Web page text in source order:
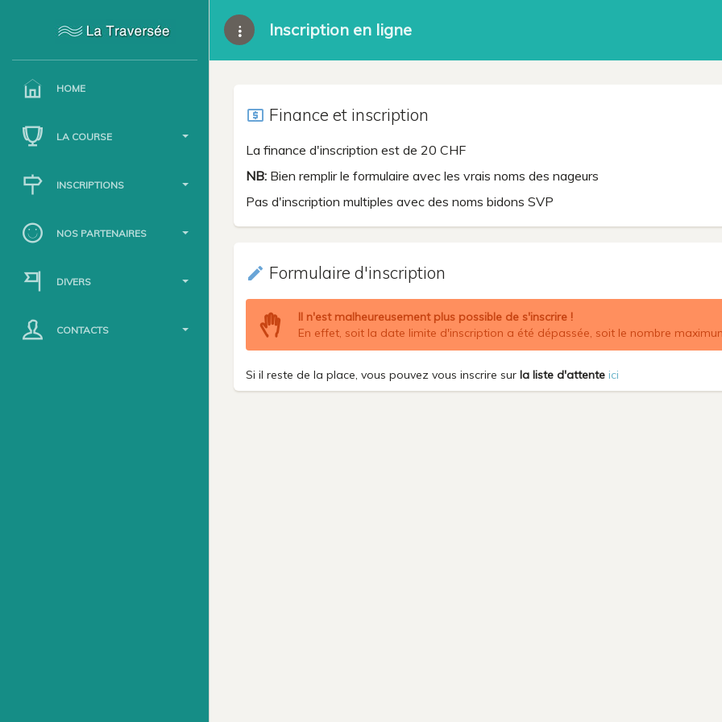
HOME
LA COURSE
INSCRIPTIONS
NOS PARTENAIRES
DIVERS
CONTACTS
Inscription en ligne
local_atm Finance et inscription
La finance d'inscription est de 20 CHF
NB: Bien remplir le formulaire avec les vrais noms des nageurs
Pas d'inscription multiples avec des noms bidons SVP
create Formulaire d'inscription
Il n'est malheureusement plus possible de s'inscrire !
En effet, soit la date limite d'inscription a été dépassée, soit le nombre
Si il reste de la place, vous pouvez vous inscrire sur la liste d'attente ici